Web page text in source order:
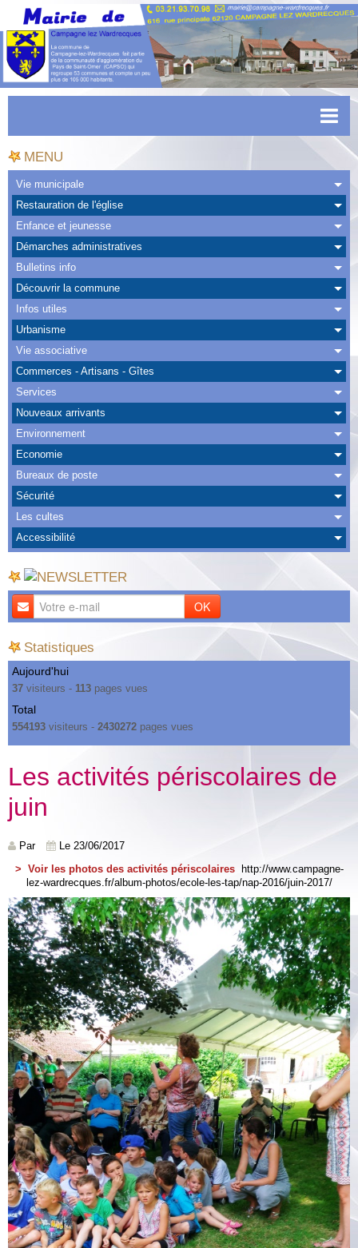
Accueil
Actualités
Facebook
CAPSO
Urbanisme
Transports
Agenda
Albums
Nous Contacter
MENU
Vie municipale
Restauration de l'église
Enfance et jeunesse
Démarches administratives
Bulletins info
Découvrir la commune
Infos utiles
Urbanisme
Vie associative
Commerces - Artisans - Gîtes
Services
Nouveaux arrivants
Environnement
Economie
Bureaux de poste
Sécurité
Les cultes
Accessibilité
OK
Statistiques
Aujourd'hui
37 visiteurs - 113 pages vues
Total
554193 visiteurs - 2430272 pages vues
Les activités périscolaires de
juin
Par
Le 23/06/2017
> Voir les photos des activités périscolaires
http://www.campagne-
lez-wardrecques.fr/album-photos/ecole-les-tap/nap-2016/juin-2017/